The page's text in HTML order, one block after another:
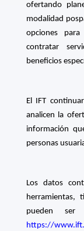
ofertando
modalidad
opciones
contratar
beneficios
El IFT
analicen la
información
personas
Los datos
herramientas,
pueden ser
https://